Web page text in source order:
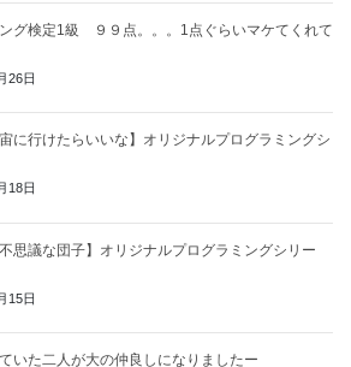
グ検定1級 ９９点。。。1点ぐらいマケてくれて
26日
に行けたらいいな】オリジナルプログラミングシ
18日
思議な団子】オリジナルプログラミングシリー
15日
いた二人が大の仲良しになりましたー